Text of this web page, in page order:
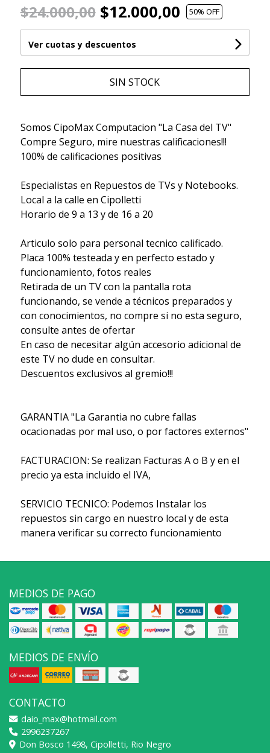
$24.000,00$12.000,00 50% OFF
Ver cuotas y descuentos
SIN STOCK
Somos CipoMax Computacion "La Casa del TV"
Compre Seguro, mire nuestras calificaciones!!!
100% de calificaciones positivas
Especialistas en Repuestos de TVs y Notebooks.
Local a la calle en Cipolletti
Horario de 9 a 13 y de 16 a 20
Articulo solo para personal tecnico calificado.
Placa 100% testeada y en perfecto estado y
funcionamiento, fotos reales
Retirada de un TV con la pantalla rota
funcionando, se vende a técnicos preparados y
con conocimientos, no compre si no esta seguro,
consulte antes de ofertar
En caso de necesitar algún accesorio adicional de
este TV no dude en consultar.
Descuentos exclusivos al gremio!!!
GARANTIA "La Garantia no cubre fallas
ocacionadas por mal uso, o por factores externos"
FACTURACION: Se realizan Facturas A o B y en el
precio ya esta incluido el IVA,
SERVICIO TECNICO: Podemos Instalar los
repuestos sin cargo en nuestro local y de esta
manera verificar su correcto funcionamiento
MEDIOS DE PAGO
MEDIOS DE ENVÍO
CONTACTO
daio_max@hotmail.com
2996237267
Don Bosco 1498, Cipolletti, Rio Negro